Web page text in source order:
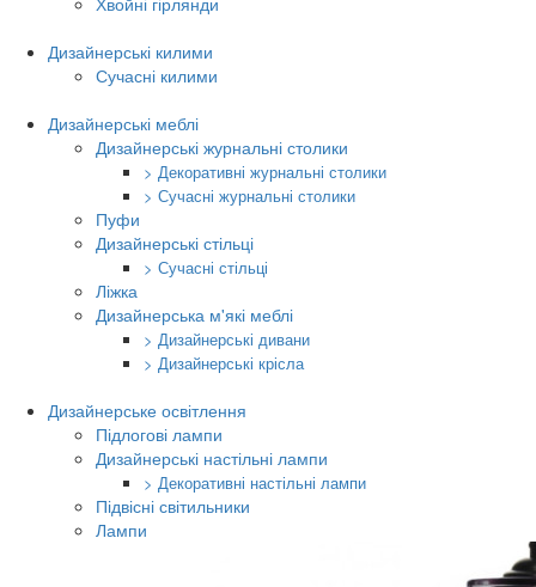
Дизайнерські килими
Сучасні килими
Дизайнерські меблі
Дизайнерські журнальні столики
> Декоративні журнальні столики
> Сучасні журнальні столики
Пуфи
Дизайнерські стільці
> Сучасні стільці
Ліжка
Дизайнерська м'які меблі
> Дизайнерські дивани
> Дизайнерські крісла
Дизайнерське освітлення
Підлогові лампи
Дизайнерські настільні лампи
> Декоративні настільні лампи
Підвісні світильники
Лампи